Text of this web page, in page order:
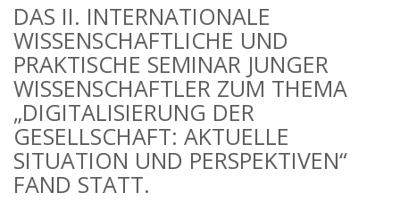
DAS II. INTERNATIONALE
WISSENSCHAFTLICHE UND
PRAKTISCHE SEMINAR JUNGER
WISSENSCHAFTLER ZUM THEMA
„DIGITALISIERUNG DER
GESELLSCHAFT: AKTUELLE
SITUATION UND PERSPEKTIVEN“
FAND STATT.